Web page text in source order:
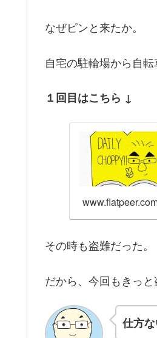
なぜピンと来たか。
自宅の駐輪場から自
１回目はこちら ↓
その時も盗難だった。
だから、今回もきっと
仕方